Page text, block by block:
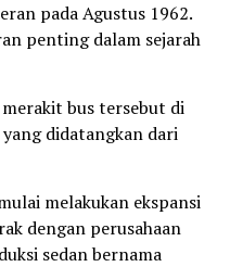
pada Agustus 1962.
penting dalam sejarah
bus tersebut di
didatangkan dari
melakukan ekspansi
dengan perusahaan
sedan bernama